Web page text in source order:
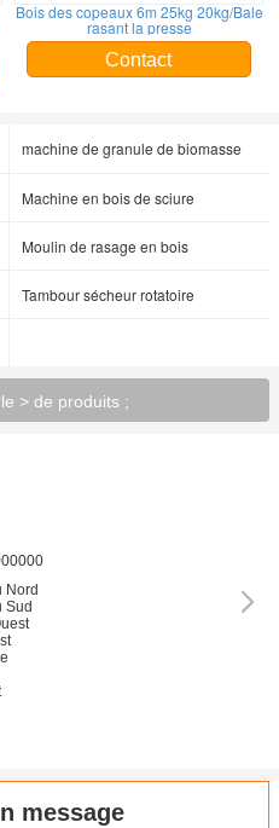
Bois des copeaux 6m 25kg 20kg/Bale
rasant la presse
Contact
machine de granule de biomasse
Machine en bois de sciure
Moulin de rasage en bois
Tambour sécheur rotatoire
> de produits ;
Nord
Sud
message